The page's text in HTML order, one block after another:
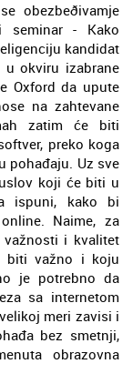
obezbeðivamje
seminar - Kako
kandidat
okviru izabrane
Oxford da upute
na zahtevane
zatim će biti
preko koga
pohađaju. Uz sve
koji će biti u
ispuni, kako bi
Naime, za
i kvalitet
biti važno i koju
je potrebno da
sa internetom
meri zavisi i
bez smetnji,
obrazovna